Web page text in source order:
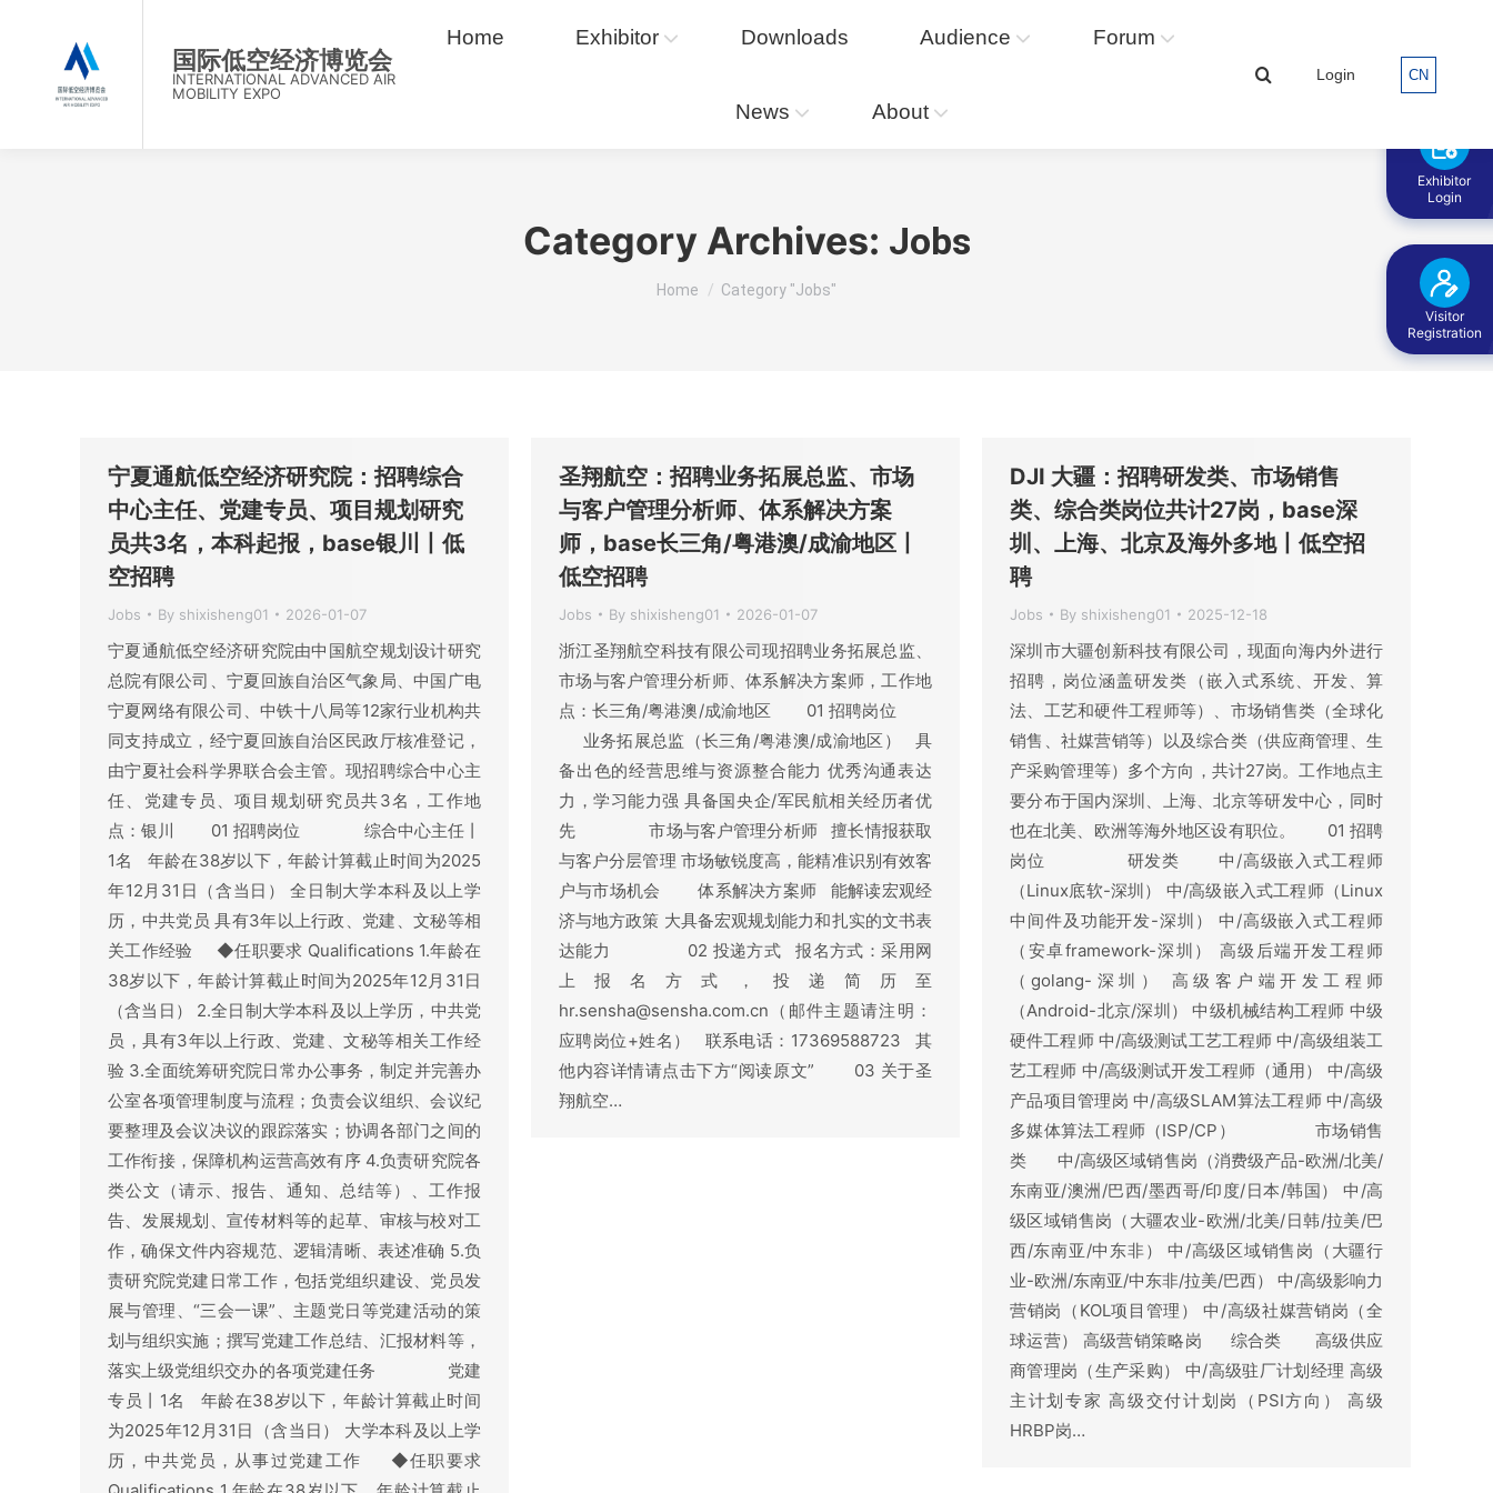
国际低空经济博览会
INTERNATIONAL ADVANCED AIR
MOBILITY EXPO
Home Exhibitor Downloads Audience Forum
News About
Search: Login CN
Category Archives: Jobs
You are here:
Home Category "Jobs"
宁夏通航低空经济研究院：招聘综合
中心主任、党建专员、项目规划研究
员共3名，本科起报，base银川丨低
空招聘
Jobs By shixisheng01 2026-01-07
宁夏通航低空经济研究院由中国航空规划设计研究
总院有限公司、宁夏回族自治区气象局、中国广电
宁夏网络有限公司、中铁十八局等12家行业机构共
同支持成立，经宁夏回族自治区民政厅核准登记，
由宁夏社会科学界联合会主管。现招聘综合中心主
任、党建专员、项目规划研究员共3名，工作地
点：银川 01 招聘岗位 综合中心主任丨
1名 年龄在38岁以下，年龄计算截止时间为2025
年12月31日（含当日） 全日制大学本科及以上学
历，中共党员 具有3年以上行政、党建、文秘等相
关工作经验 ◆任职要求 Qualifications 1.年龄在
38岁以下，年龄计算截止时间为2025年12月31日
（含当日） 2.全日制大学本科及以上学历，中共党
员，具有3年以上行政、党建、文秘等相关工作经
验 3.全面统筹研究院日常办公事务，制定并完善办
公室各项管理制度与流程；负责会议组织、会议纪
要整理及会议决议的跟踪落实；协调各部门之间的
工作衔接，保障机构运营高效有序 4.负责研究院各
类公文（请示、报告、通知、总结等）、工作报
告、发展规划、宣传材料等的起草、审核与校对工
作，确保文件内容规范、逻辑清晰、表述准确 5.负
责研究院党建日常工作，包括党组织建设、党员发
展与管理、“三会一课”、主题党日等党建活动的策
划与组织实施；撰写党建工作总结、汇报材料等，
落实上级党组织交办的各项党建任务 党建
专员丨1名 年龄在38岁以下，年龄计算截止时间
为2025年12月31日（含当日） 大学本科及以上学
历，中共党员，从事过党建工作 ◆任职要求
圣翔航空：招聘业务拓展总监、市场
与客户管理分析师、体系解决方案
师，base长三角/粤港澳/成渝地区丨
低空招聘
Jobs By shixisheng01 2026-01-07
浙江圣翔航空科技有限公司现招聘业务拓展总监、
市场与客户管理分析师、体系解决方案师，工作地
点：长三角/粤港澳/成渝地区 01 招聘岗位
业务拓展总监（长三角/粤港澳/成渝地区） 具
备出色的经营思维与资源整合能力 优秀沟通表达
力，学习能力强 具备国央企/军民航相关经历者优
先 市场与客户管理分析师 擅长情报获取
与客户分层管理 市场敏锐度高，能精准识别有效客
户与市场机会 体系解决方案师 能解读宏观经
济与地方政策 大具备宏观规划能力和扎实的文书表
达能力 02 投递方式 报名方式：采用网
上报名方式，投递简历至
hr.sensha@sensha.com.cn（邮件主题请注明：
应聘岗位+姓名） 联系电话：17369588723 其
他内容详情请点击下方“阅读原文” 03 关于圣
翔航空…
DJI 大疆：招聘研发类、市场销售
类、综合类岗位共计27岗，base深
圳、上海、北京及海外多地丨低空招
聘
Jobs By shixisheng01 2025-12-18
深圳市大疆创新科技有限公司，现面向海内外进行
招聘，岗位涵盖研发类（嵌入式系统、开发、算
法、工艺和硬件工程师等）、市场销售类（全球化
销售、社媒营销等）以及综合类（供应商管理、生
产采购管理等）多个方向，共计27岗。工作地点主
要分布于国内深圳、上海、北京等研发中心，同时
也在北美、欧洲等海外地区设有职位。 01 招聘
岗位 研发类 中/高级嵌入式工程师
（Linux底软-深圳） 中/高级嵌入式工程师（Linux
中间件及功能开发-深圳） 中/高级嵌入式工程师
（安卓framework-深圳） 高级后端开发工程师
（golang-深圳） 高级客户端开发工程师
（Android-北京/深圳） 中级机械结构工程师 中级
硬件工程师 中/高级测试工艺工程师 中/高级组装工
艺工程师 中/高级测试开发工程师（通用） 中/高级
产品项目管理岗 中/高级SLAM算法工程师 中/高级
多媒体算法工程师（ISP/CP） 市场销售
类 中/高级区域销售岗（消费级产品-欧洲/北美/
东南亚/澳洲/巴西/墨西哥/印度/日本/韩国） 中/高
级区域销售岗（大疆农业-欧洲/北美/日韩/拉美/巴
西/东南亚/中东非） 中/高级区域销售岗（大疆行
业-欧洲/东南亚/中东非/拉美/巴西） 中/高级影响力
营销岗（KOL项目管理） 中/高级社媒营销岗（全
球运营） 高级营销策略岗 综合类 高级供应
商管理岗（生产采购） 中/高级驻厂计划经理 高级
主计划专家 高级交付计划岗（PSI方向） 高级
HRBP岗…
Exhibitor
Login
Visitor
Registration
Home Exhibitor Downloads Audience Forum
About
Search: Login CN